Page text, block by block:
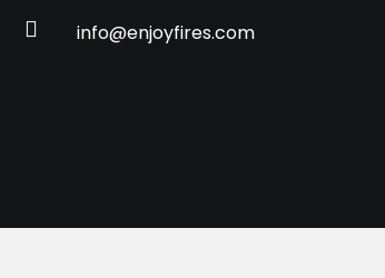
 info@enjoyfires.com